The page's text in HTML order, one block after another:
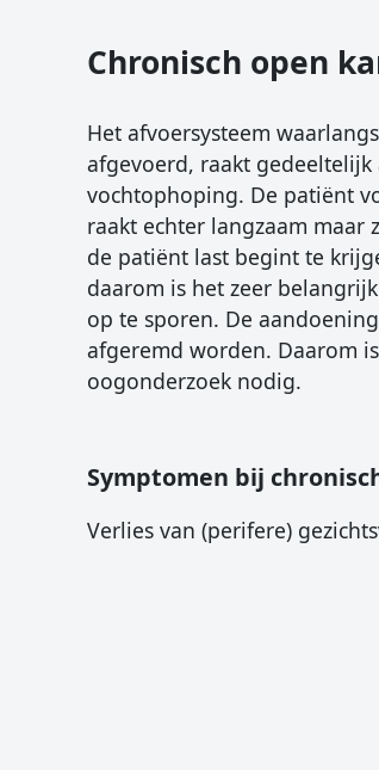
Chronisch open
Het afvoersysteem
afgevoerd, raakt
vochtophoping. De patiënt
raakt echter langzaam maar
de patiënt last begint te
daarom is het zeer
op te sporen. De
afgeremd worden. Daarom
oogonderzoek nodig.
Symptomen bij
Verlies van (perifere)